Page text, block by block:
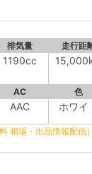
排気量 走行距
1190cc
AC 色
AAC ホワイ
相場・出品情報配信）